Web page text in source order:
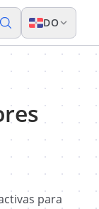
DO
para